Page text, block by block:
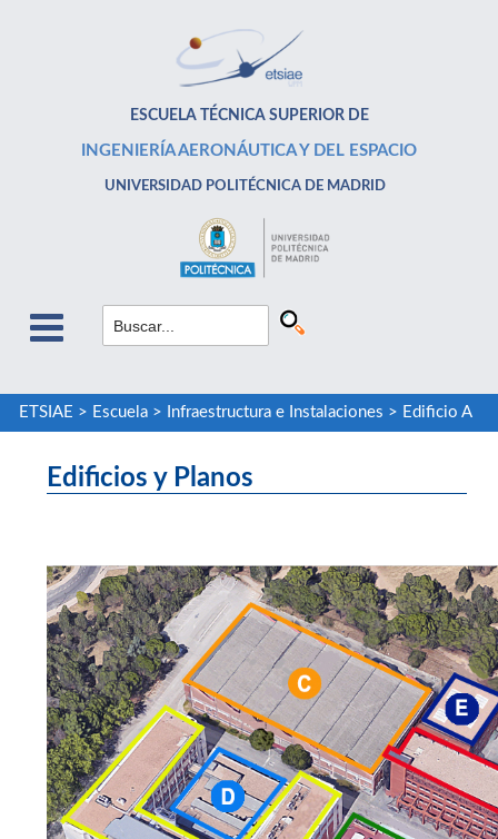
ESCUELA TÉCNICA SUPERIOR DE
INGENIERÍA AERONÁUTICA Y DEL ESPACIO
UNIVERSIDAD POLITÉCNICA DE MADRID
ETSIAE > Escuela> Infraestructura e Instalaciones > Edificio A
Edificios y Planos